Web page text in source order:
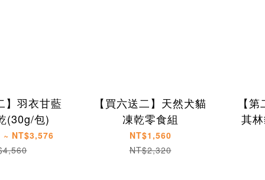
】羽衣甘藍
(30g/包)
~ NT$3,576
【買六送二】天然犬貓
凍乾零食組
NT$1,560
NT$2,320
【
其